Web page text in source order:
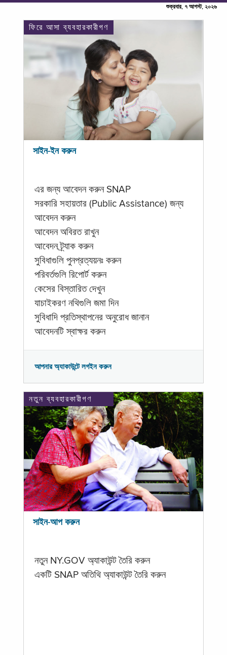
শুক্রবার, ৭ আগস্ট, ২০২৬
ফিরে আসা ব্যবহারকারীগণ
সাইন-ইন করুন
এর জন্য আবেদন করুন SNAP
সরকারি সহায়তার (Public Assistance) জন্য
আবেদন করুন
আবেদন অবিরত রাখুন
আবেদন ট্র্যাক করুন
সুবিধাগুলি পুনপ্রত্যয়নঃ করুন
পরিবর্তগুলি রিপোর্ট করুন
কেসের বিস্তারিত দেখুন
যাচাইকরণ নথিগুলি জমা দিন
সুবিধাদি প্রতিস্থাপনের অনুরোধ জানান
আবেদনটি স্বাক্ষর করুন
আপনার অ্যাকাউন্টে লগইন করুন
নতুন ব্যবহারকারীগণ
সাইন-আপ করুন
নতুন NY.GOV অ্যাকাউন্ট তৈরি করুন
একটি SNAP অতিথি অ্যাকাউন্ট তৈরি করুন